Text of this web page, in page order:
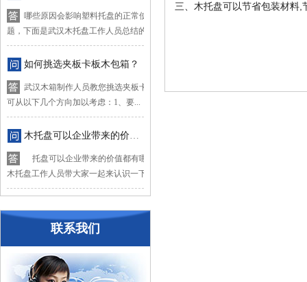
哪些原因会影响塑料托盘的正常使用？对于这个问
题，下面是武汉木托盘工作人员总结的四...
如何挑选夹板卡板木包箱？
武汉木箱制作人员教您挑选夹板卡板木箱，挑选时
可从以下几个方向加以考虑：1、要...
木托盘可以企业带来的价值都有哪些？
托盘可以企业带来的价值都有哪些？下面让武汉
木托盘工作人员带大家一起来认识一下木...
联系我们
三、木托盘可以节省包装材料,